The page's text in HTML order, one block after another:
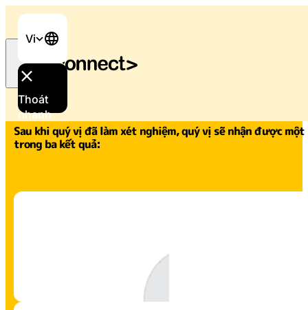
Vi
Thoát
nhanh
Trang chủ
Sau khi quý vị đã làm xét nghiệm, quý vị sẽ nhận được một
trong ba kết quả: